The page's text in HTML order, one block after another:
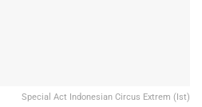
Special Act Indonesian Circus Extrem (Ist)